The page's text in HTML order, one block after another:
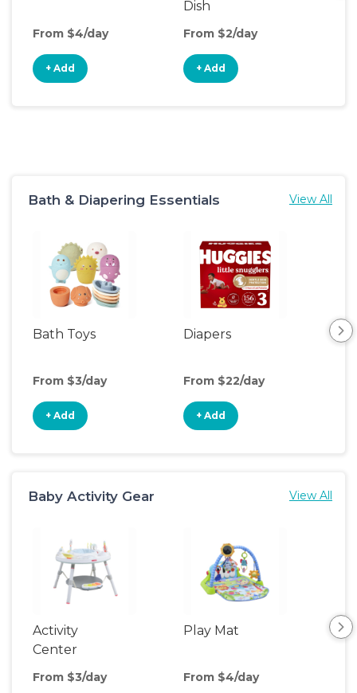
From $4/day
+ Add
Dish
From $2/day
+ Add
Bath & Diapering Essentials View All
Bath Toys
From $3/day
+ Add
Diapers
From $22/day
+ Add
Baby Activity Gear View All
Activity
Center
From $3/day
Play Mat
From $4/day